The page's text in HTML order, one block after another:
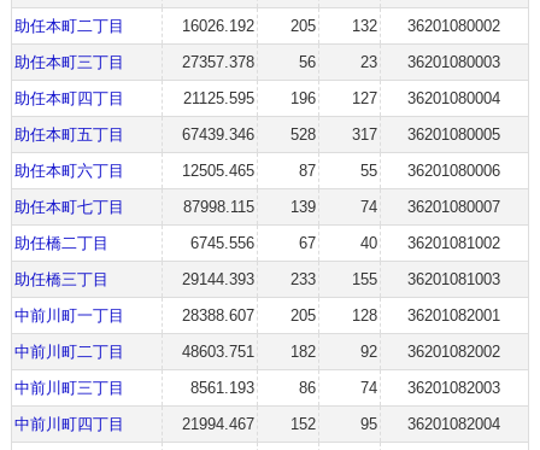
助任本町二丁目
16026.192 205 132
36201080002
助任本町三丁目
27357.378 56 23
36201080003
助任本町四丁目
21125.595 196 127
36201080004
助任本町五丁目
67439.346 528 317
36201080005
助任本町六丁目
12505.465 87 55
36201080006
助任本町七丁目
87998.115 139 74
36201080007
助任橋二丁目
6745.556 67 40
36201081002
助任橋三丁目
29144.393 233 155
36201081003
中前川町一丁目
28388.607 205 128
36201082001
中前川町二丁目
48603.751 182 92
36201082002
中前川町三丁目
8561.193 86 74
36201082003
中前川町四丁目
21994.467 152 95
36201082004